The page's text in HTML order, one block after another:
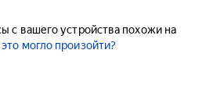
с вашего устройства похожи на
могло произойти?